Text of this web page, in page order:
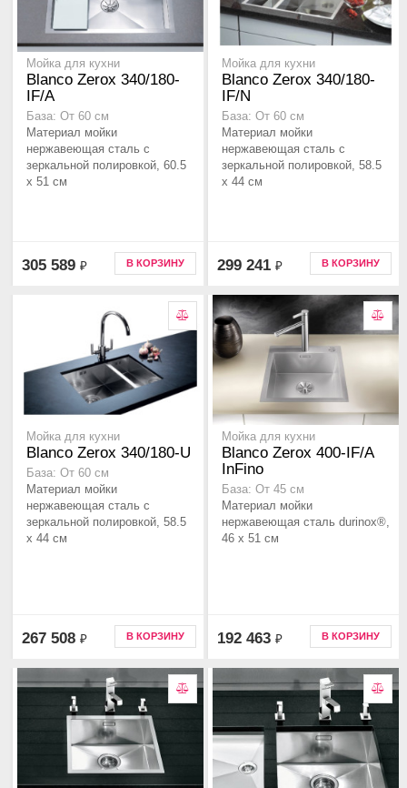
Мойка для кухни
Blanco Zerox 340/180-
IF/A
База: От 60 см
Материал мойки
нержавеющая сталь с
зеркальной полировкой, 60.5
x 51 см
305 589 ₽ В КОРЗИНУ
Мойка для кухни
Blanco Zerox 340/180-
IF/N
База: От 60 см
Материал мойки
нержавеющая сталь с
зеркальной полировкой, 58.5
x 44 см
299 241 ₽ В КОРЗИНУ
Мойка для кухни
Blanco Zerox 340/180-U
База: От 60 см
Материал мойки
нержавеющая сталь с
зеркальной полировкой, 58.5
x 44 см
267 508 ₽ В КОРЗИНУ
Мойка для кухни
Blanco Zerox 400-IF/A
InFino
База: От 45 см
Материал мойки
нержавеющая сталь durinox®,
46 x 51 см
192 463 ₽ В КОРЗИНУ